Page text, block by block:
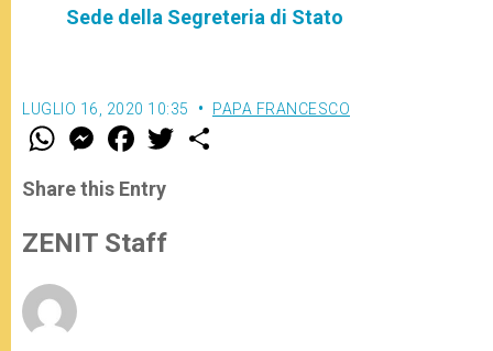
Sede della Segreteria di Stato
LUGLIO 16, 2020 10:35 PAPA FRANCESCO
W
t
s
p
p
M
e
s
e
g
e
F
a
e
b
o
k
w
Share this Entry
ZENIT Staff